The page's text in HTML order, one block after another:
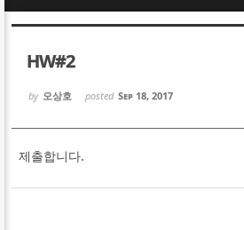
HW#2
by 오상호 posted Sep 18, 2017
제출합니다.
Sketchbook5, 스케치
Sketchbook5, 스케
Sketchbook5, 스케치
Sketchbook5, 스케